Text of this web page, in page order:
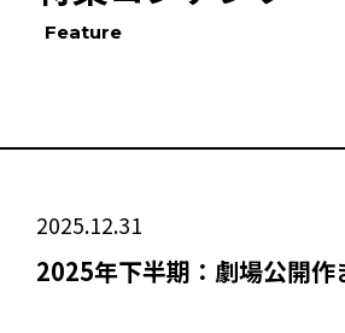
Feature
2025.12.31
2025年下半期：劇場公開作